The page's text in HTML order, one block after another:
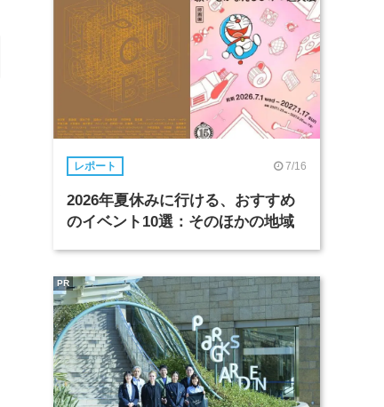
レポート 7/16
2026年夏休みに行ける、おすすめ
のイベント10選：そのほかの地域
PR